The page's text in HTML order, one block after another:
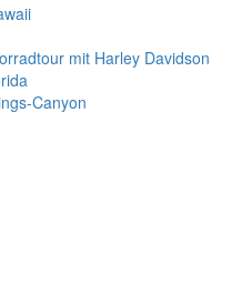
mit Harley Davidson
Canyon